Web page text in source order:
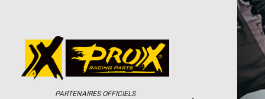
PARTENAIRES OFFICIELS